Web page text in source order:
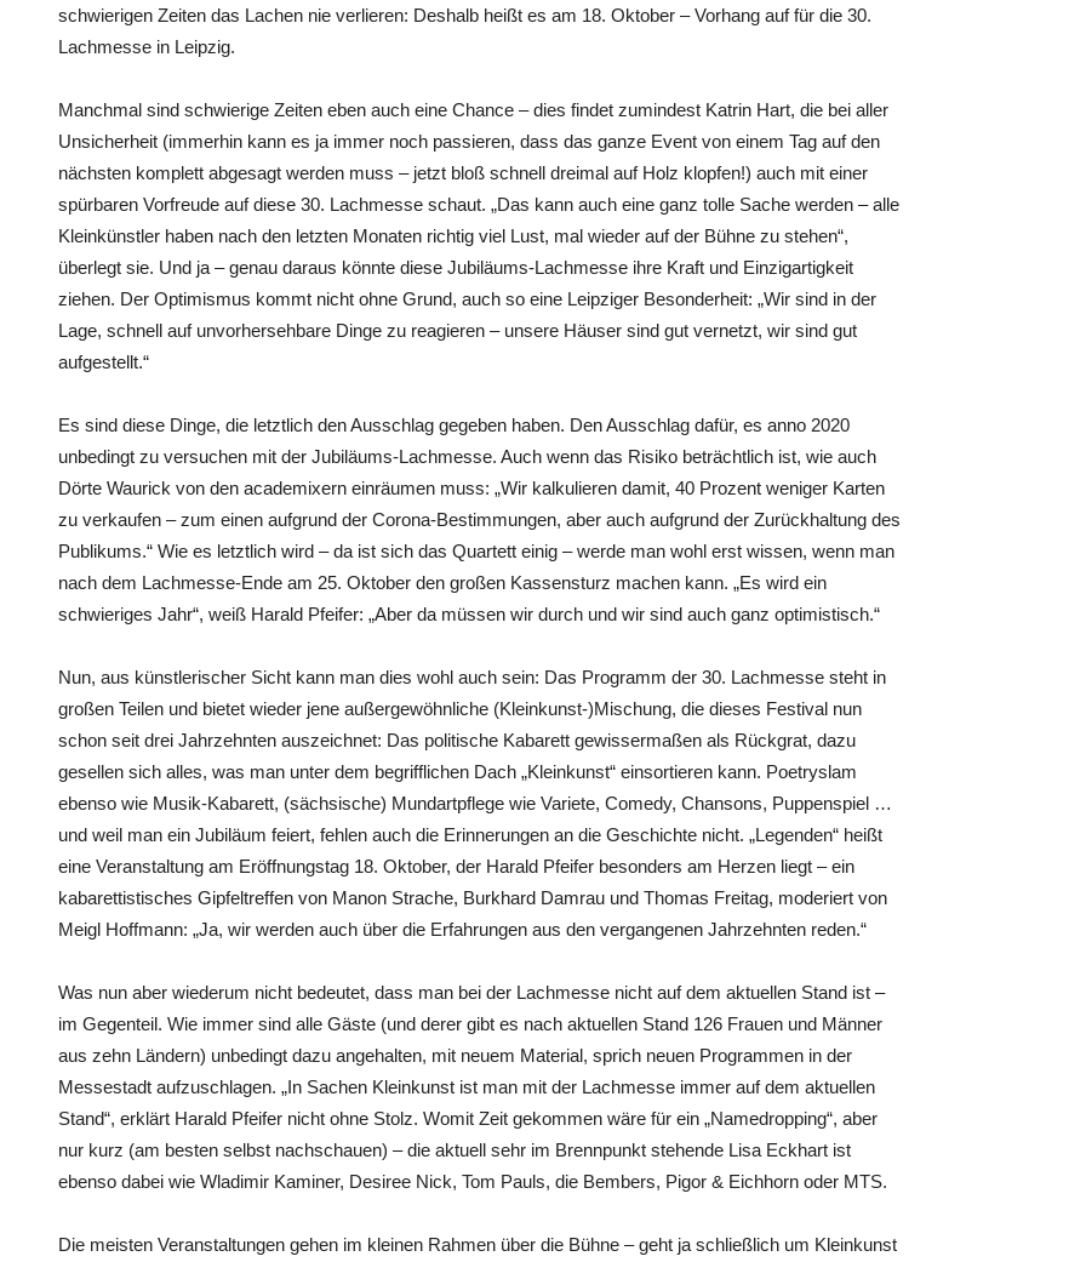
schwierigen Zeiten das Lachen nie verlieren: Deshalb heißt es am 18. Oktober – Vorhang auf für die 30.
Lachmesse in Leipzig.
Manchmal sind schwierige Zeiten eben auch eine Chance – dies findet zumindest Katrin Hart, die bei aller
Unsicherheit (immerhin kann es ja immer noch passieren, dass das ganze Event von einem Tag auf den
nächsten komplett abgesagt werden muss – jetzt bloß schnell dreimal auf Holz klopfen!) auch mit einer
spürbaren Vorfreude auf diese 30. Lachmesse schaut. „Das kann auch eine ganz tolle Sache werden – alle
Kleinkünstler haben nach den letzten Monaten richtig viel Lust, mal wieder auf der Bühne zu stehen“,
überlegt sie. Und ja – genau daraus könnte diese Jubiläums-Lachmesse ihre Kraft und Einzigartigkeit
ziehen. Der Optimismus kommt nicht ohne Grund, auch so eine Leipziger Besonderheit: „Wir sind in der
Lage, schnell auf unvorhersehbare Dinge zu reagieren – unsere Häuser sind gut vernetzt, wir sind gut
aufgestellt.“
Es sind diese Dinge, die letztlich den Ausschlag gegeben haben. Den Ausschlag dafür, es anno 2020
unbedingt zu versuchen mit der Jubiläums-Lachmesse. Auch wenn das Risiko beträchtlich ist, wie auch
Dörte Waurick von den academixern einräumen muss: „Wir kalkulieren damit, 40 Prozent weniger Karten
zu verkaufen – zum einen aufgrund der Corona-Bestimmungen, aber auch aufgrund der Zurückhaltung des
Publikums.“ Wie es letztlich wird – da ist sich das Quartett einig – werde man wohl erst wissen, wenn man
nach dem Lachmesse-Ende am 25. Oktober den großen Kassensturz machen kann. „Es wird ein
schwieriges Jahr“, weiß Harald Pfeifer: „Aber da müssen wir durch und wir sind auch ganz optimistisch.“
Nun, aus künstlerischer Sicht kann man dies wohl auch sein: Das Programm der 30. Lachmesse steht in
großen Teilen und bietet wieder jene außergewöhnliche (Kleinkunst-)Mischung, die dieses Festival nun
schon seit drei Jahrzehnten auszeichnet: Das politische Kabarett gewissermaßen als Rückgrat, dazu
gesellen sich alles, was man unter dem begrifflichen Dach „Kleinkunst“ einsortieren kann. Poetryslam
ebenso wie Musik-Kabarett, (sächsische) Mundartpflege wie Variete, Comedy, Chansons, Puppenspiel …
und weil man ein Jubiläum feiert, fehlen auch die Erinnerungen an die Geschichte nicht. „Legenden“ heißt
eine Veranstaltung am Eröffnungstag 18. Oktober, der Harald Pfeifer besonders am Herzen liegt – ein
kabarettistisches Gipfeltreffen von Manon Strache, Burkhard Damrau und Thomas Freitag, moderiert von
Meigl Hoffmann: „Ja, wir werden auch über die Erfahrungen aus den vergangenen Jahrzehnten reden.“
Was nun aber wiederum nicht bedeutet, dass man bei der Lachmesse nicht auf dem aktuellen Stand ist –
im Gegenteil. Wie immer sind alle Gäste (und derer gibt es nach aktuellen Stand 126 Frauen und Männer
aus zehn Ländern) unbedingt dazu angehalten, mit neuem Material, sprich neuen Programmen in der
Messestadt aufzuschlagen. „In Sachen Kleinkunst ist man mit der Lachmesse immer auf dem aktuellen
Stand“, erklärt Harald Pfeifer nicht ohne Stolz. Womit Zeit gekommen wäre für ein „Namedropping“, aber
nur kurz (am besten selbst nachschauen) – die aktuell sehr im Brennpunkt stehende Lisa Eckhart ist
ebenso dabei wie Wladimir Kaminer, Desiree Nick, Tom Pauls, die Bembers, Pigor & Eichhorn oder MTS.
Die meisten Veranstaltungen gehen im kleinen Rahmen über die Bühne – geht ja schließlich um Kleinkunst